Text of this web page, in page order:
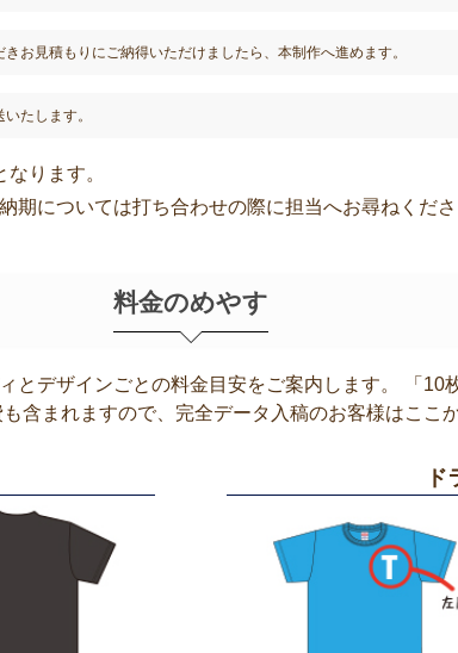
お見積もりにご納得いただけましたら、本制作へ進めます。
たします。
ります。
期については打ち合わせの際に担当へお尋ねくだ
料金のめやす
とデザインごとの料金目安をご案内します。 「10
含まれますので、完全データ入稿のお客様はここ